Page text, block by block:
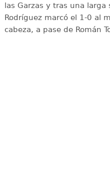
las Garzas y tras una larga
Rodríguez marcó el 1-0 al
cabeza, a pase de Román